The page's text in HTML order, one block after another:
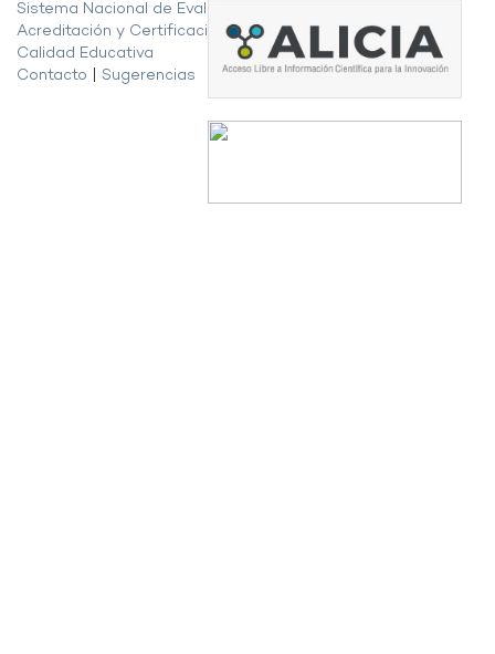
Sistema Nacional de Evaluación,
Acreditación y Certificación de la
Calidad Educativa
Contacto
Sugerencias